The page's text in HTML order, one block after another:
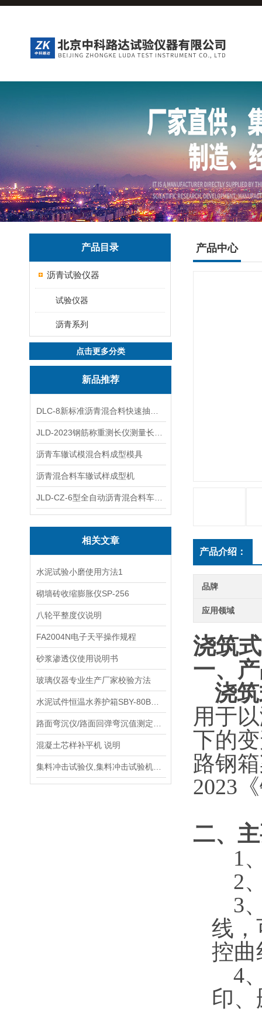
产品目录
沥青试验仪器
试验仪器
沥青系列
点击更多分类
新品推荐
沥青车辙试模混合料成型模具
沥青混合料车辙试样成型机
相关文章
水泥试验小磨使用方法1
砌墙砖收缩膨胀仪SP-256
八轮平整度仪说明
FA2004N电子天平操作规程
砂浆渗透仪使用说明书
玻璃仪器专业生产厂家校验方法
混凝土芯样补平机 说明
产品中心
产品介绍：
品牌
应用领域
浇筑
一、
浇
用于
下的
路钢
2023
二、
1
2
3
线，
控曲
4
印